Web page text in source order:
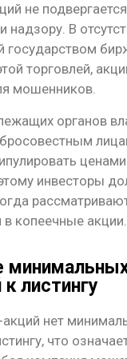
не
надзору. В
государством
торговлей,
мошенников.
органов
инвесторы
в копеечные акции.
листингу
нет
что